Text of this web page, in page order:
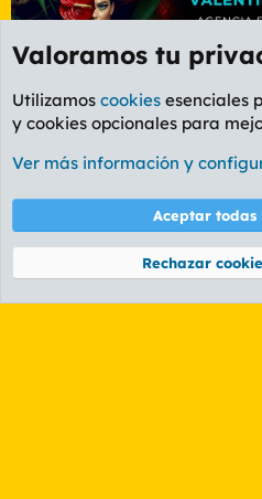
Etiquetas
Cookies
PL OLDSTYLE
Términos y reglas
Community platform by XenForo® ©
Valoramos tu
Utilizamos cookies esenciales
y cookies opcionales para
Ver más información y
Aceptar todas
Rechazar